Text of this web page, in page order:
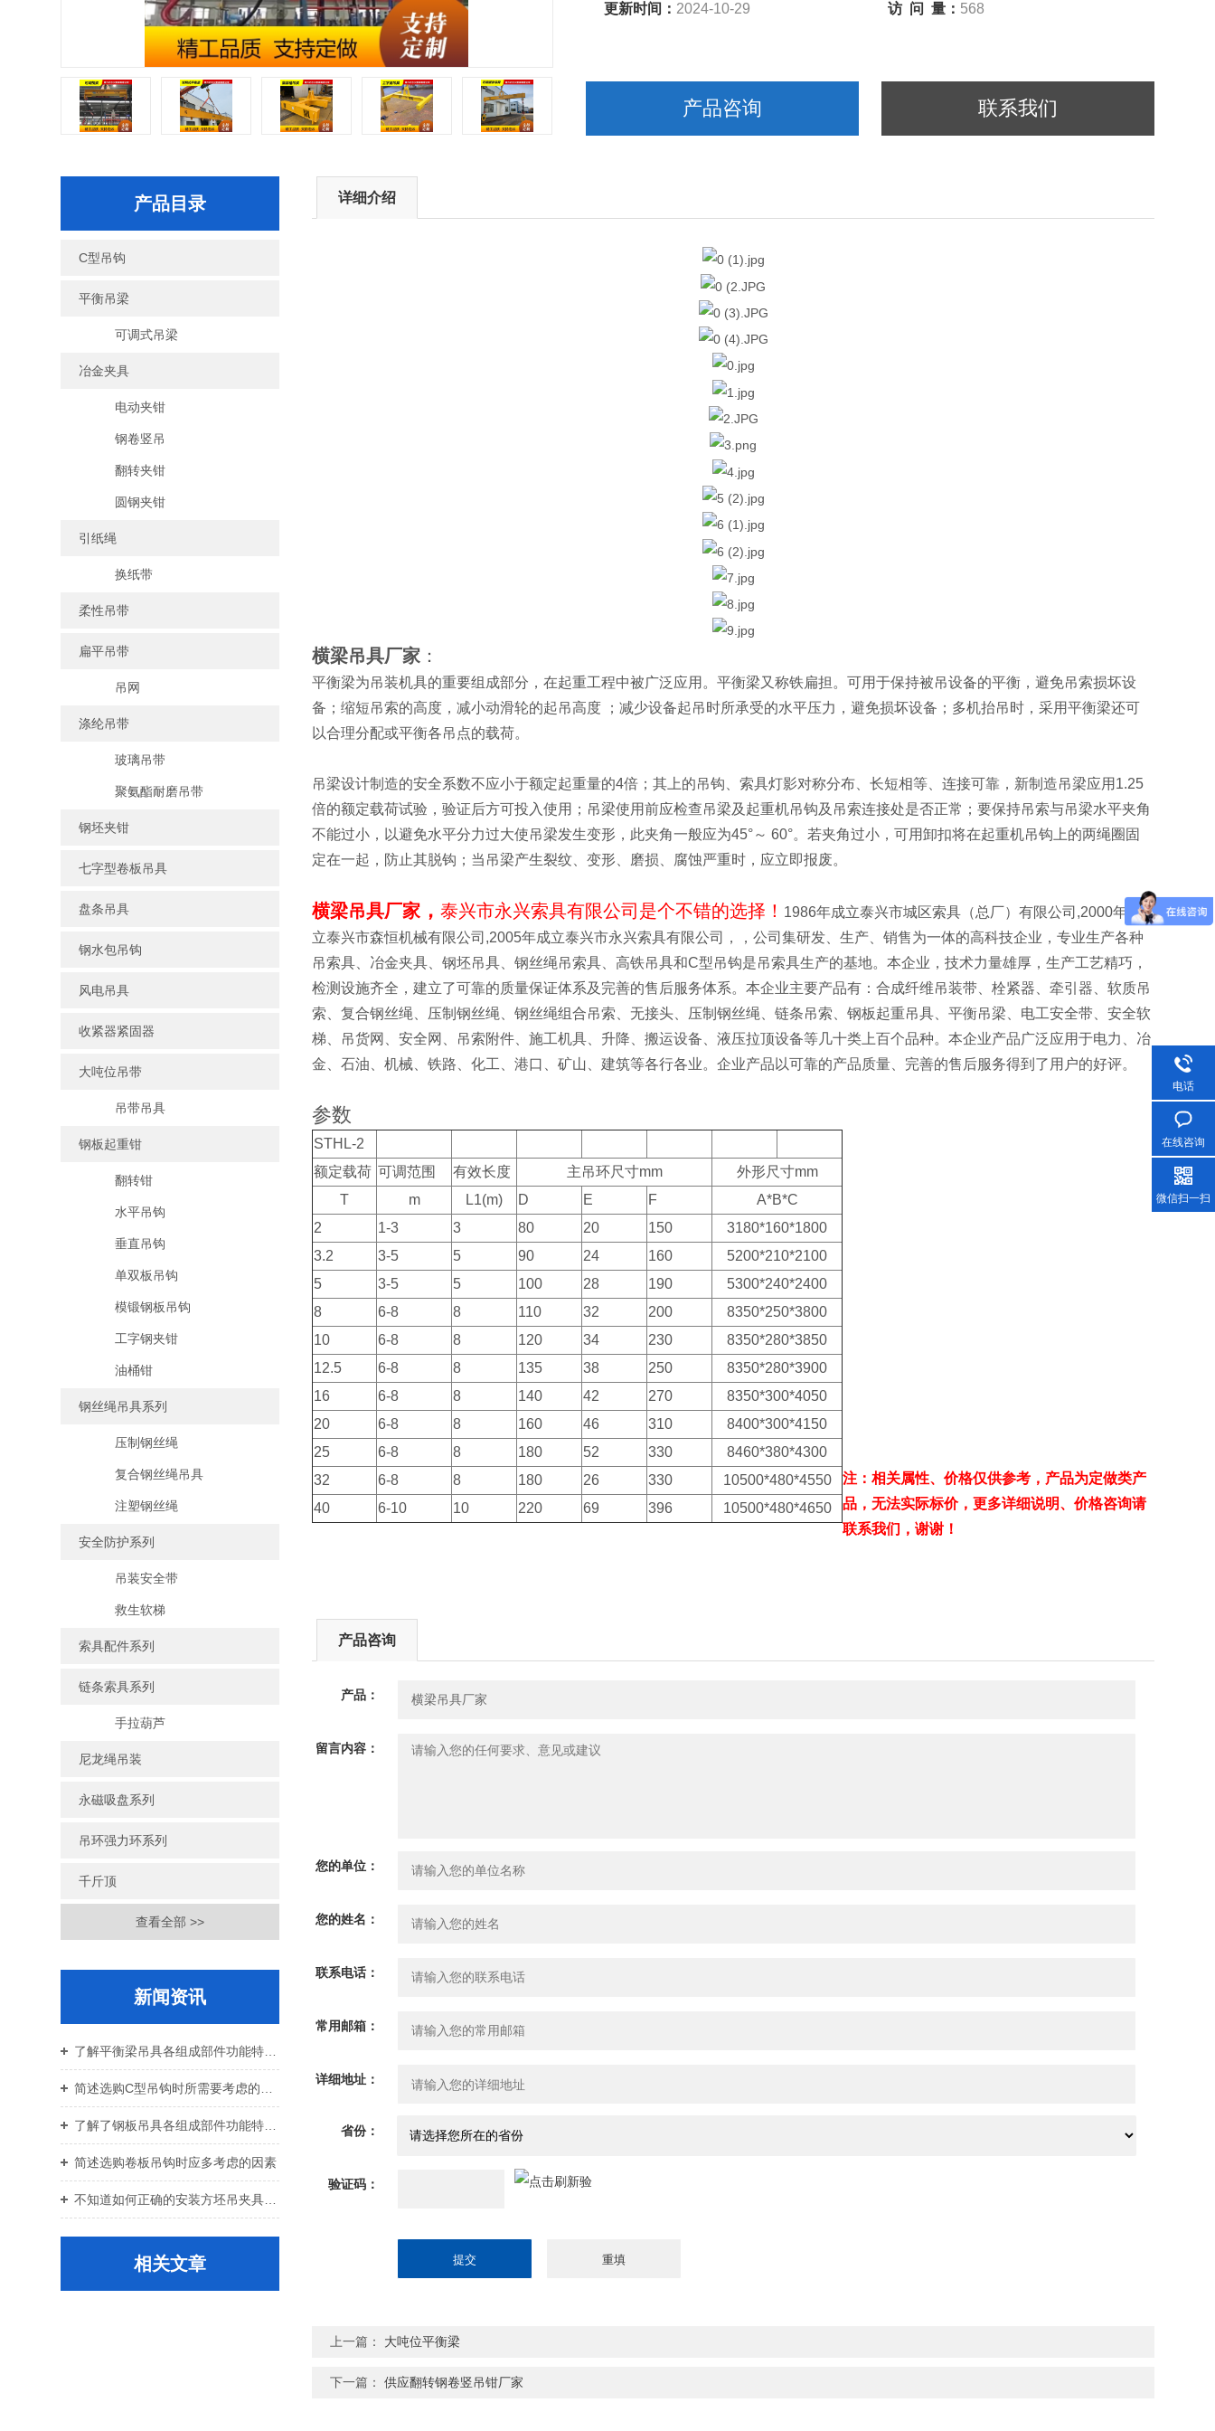
更新时间： 2024-10-29 访 问 量： 568
产品咨询 联系我们
产品目录
C型吊钩
平衡吊梁
可调式吊梁
冶金夹具
电动夹钳
钢卷竖吊
翻转夹钳
圆钢夹钳
引纸绳
换纸带
柔性吊带
扁平吊带
吊网
涤纶吊带
玻璃吊带
聚氨酯耐磨吊带
钢坯夹钳
七字型卷板吊具
盘条吊具
钢水包吊钩
风电吊具
收紧器紧固器
大吨位吊带
吊带吊具
钢板起重钳
翻转钳
水平吊钩
垂直吊钩
单双板吊钩
模锻钢板吊钩
工字钢夹钳
油桶钳
钢丝绳吊具系列
压制钢丝绳
复合钢丝绳吊具
注塑钢丝绳
安全防护系列
吊装安全带
救生软梯
索具配件系列
链条索具系列
手拉葫芦
尼龙绳吊装
永磁吸盘系列
吊环强力环系列
千斤顶
查看全部 >>
新闻资讯
简述选购卷板吊钩时应多考虑的因素
相关文章
详细介绍
横梁吊具厂家 ：
平衡梁为吊装机具的重要组成部分，在起重工程中被广泛应用。平衡梁又称铁扁担。可用于保持被吊设备的平衡，避免吊索损坏设
备；缩短吊索的高度，减小动滑轮的起吊高度 ；减少设备起吊时所承受的水平压力，避免损坏设备；多机抬吊时，采用平衡梁还可
以合理分配或平衡各吊点的载荷。
吊梁设计制造的安全系数不应小于额定起重量的4倍；其上的吊钩、索具灯影对称分布、长短相等、连接可靠，新制造吊梁应用1.25
倍的额定载荷试验，验证后方可投入使用；吊梁使用前应检查吊梁及起重机吊钩及吊索连接处是否正常；要保持吊索与吊梁水平夹角
不能过小，以避免水平分力过大使吊梁发生变形，此夹角一般应为45°～ 60°。若夹角过小，可用卸扣将在起重机吊钩上的两绳圈固
定在一起，防止其脱钩；当吊梁产生裂纹、变形、磨损、腐蚀严重时，应立即报废。
横梁吊具厂家 ，泰兴市永兴索具有限公司是个不错的选择！ 1986年成立泰兴市城区索具（总厂）有限公司,2000年成
立泰兴市森恒机械有限公司,2005年成立泰兴市永兴索具有限公司，，公司集研发、生产、销售为一体的高科技企业，专业生产各种
吊索具、冶金夹具、钢坯吊具、钢丝绳吊索具、高铁吊具和C型吊钩是吊索具生产的基地。本企业，技术力量雄厚，生产工艺精巧，
检测设施齐全，建立了可靠的质量保证体系及完善的售后服务体系。本企业主要产品有：合成纤维吊装带、栓紧器、牵引器、软质吊
索、复合钢丝绳、压制钢丝绳、钢丝绳组合吊索、无接头、压制钢丝绳、链条吊索、钢板起重吊具、平衡吊梁、电工安全带、安全软
梯、吊货网、安全网、吊索附件、施工机具、升降、搬运设备、液压拉顶设备等几十类上百个品种。本企业产品广泛应用于电力、冶
金、石油、机械、铁路、化工、港口、矿山、建筑等各行各业。企业产品以可靠的产品质量、完善的售后服务得到了用户的好评。
参数
STHL-2
额定载荷 可调范围 有效长度 主吊环尺寸mm
外形尺寸mm
T
m L1(m) D E F
A*B*C
2
1-3 3 80 20 150
3180*160*1800
3.2
3-5 5 90 24 160
5200*210*2100
5
3-5 5 100 28 190
5300*240*2400
8
6-8 8 110 32 200
8350*250*3800
10
6-8 8 120 34 230
8350*280*3850
12.5
6-8 8 135 38 250
8350*280*3900
16
6-8 8 140 42 270
8350*300*4050
20
6-8 8 160 46 310
8400*300*4150
25
6-8 8 180 52 330
8460*380*4300
32
6-8 8 180 26 330
10500*480*4550
40
6-10 10 220 69 396 10500*480*4650
注：相关属性、价格仅供参考，产品为定做类产
品，无法实际标价，更多详细说明、价格咨询请
联系我们，谢谢！
产品咨询
产品：
留言内容：
您的单位：
您的姓名：
联系电话：
常用邮箱：
详细地址：
省份：
验证码：
上一篇： 大吨位平衡梁
下一篇：供应翻转钢卷竖吊钳厂家
电话
在线咨询
微信扫一扫